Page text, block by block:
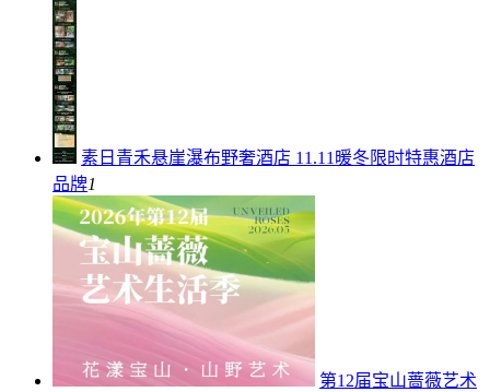
素日青禾悬崖瀑布野奢酒店 11.11暖冬限时特惠酒店
品牌1
第12届宝山蔷薇艺术